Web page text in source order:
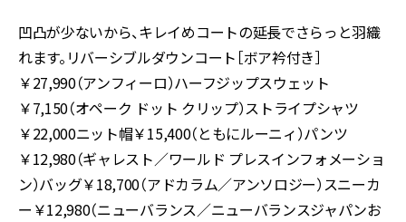
凹凸が少ないから、キレイめコートの延長でさらっと羽織
れます。リバーシブルダウンコート［ボア衿付き］
￥27,990（アンフィーロ）ハーフジップスウェット
￥7,150（オペーク ドット クリップ）ストライプシャツ
￥22,000ニット帽￥15,400（ともにルーニィ）パンツ
￥12,980（ギャレスト／ワールド プレスインフォメーショ
ン）バッグ￥18,700（アドカラム／アンソロジー）スニーカ
ー￥12,980（ニューバランス／ニューバランスジャパンお